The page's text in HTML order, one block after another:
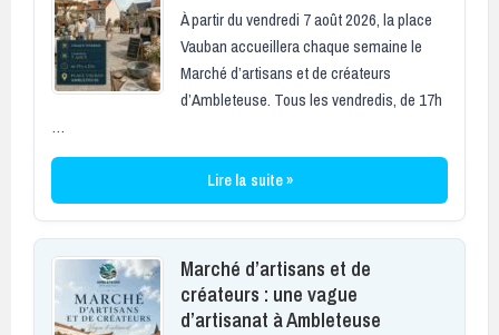
À partir du vendredi 7 août 2026, la place
Vauban accueillera chaque semaine le
Marché d’artisans et de créateurs
d’Ambleteuse. Tous les vendredis, de 17h
…
Lire la suite »
Marché d’artisans et de
créateurs : une vague
d’artisanat à Ambleteuse